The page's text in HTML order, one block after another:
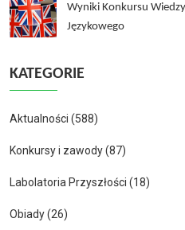
Wyniki Konkursu
Językowego
KATEGORIE
Aktualności (588)
Konkursy i zawody(87)
Labolatoria Przyszłości (18)
Obiady(26)